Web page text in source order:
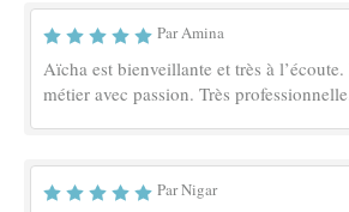
Par Amina
Aïcha est bienveillante et très à
métier avec passion. Très
Par Nigar